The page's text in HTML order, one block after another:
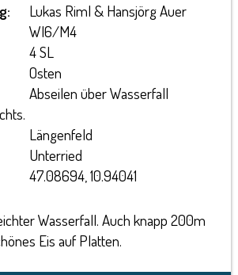
Lukas Riml & Hansjörg Auer
WI6/M4
4 SL
Osten
Abseilen über Wasserfall
Längenfeld
Unterried
47.08694, 10.94041
Wasserfall. Auch knapp 200m
Eis auf Platten.